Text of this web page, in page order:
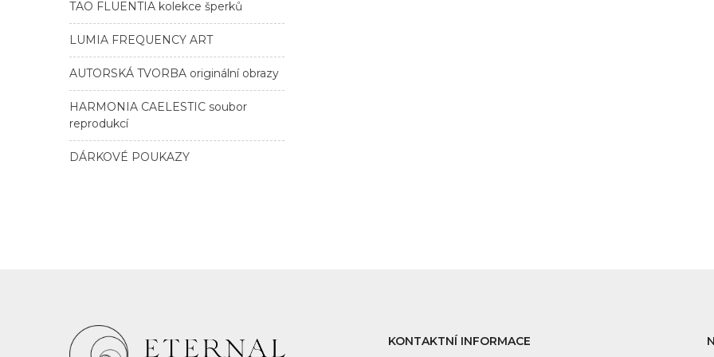
TAO FLUENTIA kolekce šperků
LUMIA FREQUENCY ART
AUTORSKÁ TVORBA originální obrazy
HARMONIA CAELESTIC soubor
reprodukcí
DÁRKOVÉ POUKAZY
KONTAKTNÍ INFORMACE